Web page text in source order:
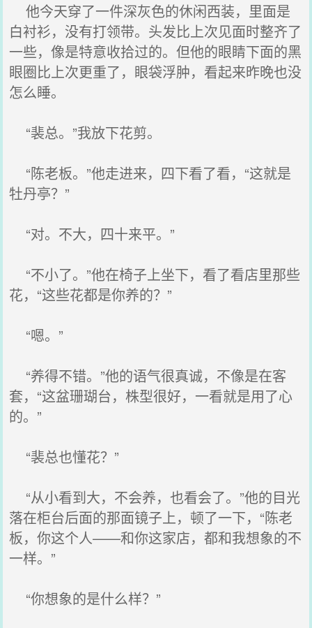
他今天穿了一件深灰色的休闲西装，里面是
白衬衫，没有打领带。头发比上次见面时整齐了
一些，像是特意收拾过的。但他的眼睛下面的黑
眼圈比上次更重了，眼袋浮肿，看起来昨晚也没
怎么睡。
“裴总。”我放下花剪。
“陈老板。”他走进来，四下看了看，“这就是
牡丹亭？”
“对。不大，四十来平。”
“不小了。”他在椅子上坐下，看了看店里那些
花，“这些花都是你养的？”
“嗯。”
“养得不错。”他的语气很真诚，不像是在客
套，“这盆珊瑚台，株型很好，一看就是用了心
的。”
“裴总也懂花？”
“从小看到大，不会养，也看会了。”他的目光
落在柜台后面的那面镜子上，顿了一下，“陈老
板，你这个人——和你这家店，都和我想象的不
一样。”
“你想象的是什么样？”